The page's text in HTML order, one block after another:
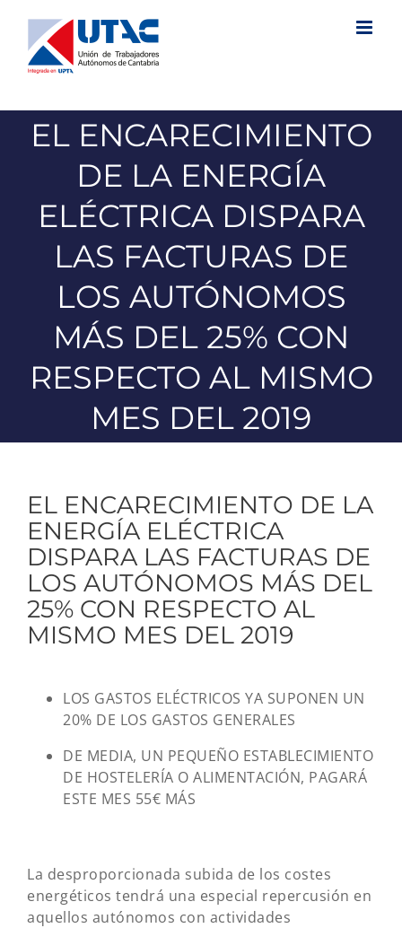
contenido
EL ENCARECIMIENTO
DE LA ENERGÍA
ELÉCTRICA DISPARA
LAS FACTURAS DE
LOS AUTÓNOMOS
MÁS DEL 25% CON
RESPECTO AL MISMO
MES DEL 2019
EL ENCARECIMIENTO DE LA
ENERGÍA ELÉCTRICA
DISPARA LAS FACTURAS DE
LOS AUTÓNOMOS MÁS DEL
25% CON RESPECTO AL
MISMO MES DEL 2019
LOS GASTOS ELÉCTRICOS YA SUPONEN UN
20% DE LOS GASTOS GENERALES
DE MEDIA, UN PEQUEÑO ESTABLECIMIENTO
DE HOSTELERÍA O ALIMENTACIÓN, PAGARÁ
ESTE MES 55€ MÁS
La desproporcionada subida de los costes
energéticos tendrá una especial repercusión en
aquellos autónomos con actividades